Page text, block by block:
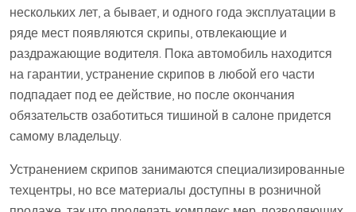
нескольких лет, а бывает, и одного года эксплуатации в
ряде мест появляются скрипы, отвлекающие и
раздражающие водителя. Пока автомобиль находится
на гарантии, устранение скрипов в любой его части
подпадает под ее действие, но после окончания
обязательств озаботиться тишиной в салоне придется
самому владельцу.
Устранением скрипов занимаются специализированные
техцентры, но все материалы доступны в розничной